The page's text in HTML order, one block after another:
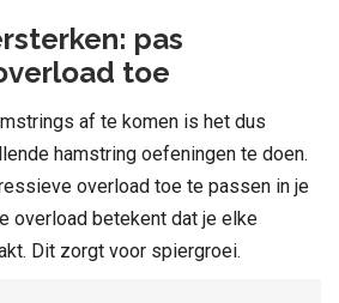
pas
toe
af te komen is het dus
hamstring oefeningen te doen.
overload toe te passen in je
overload betekent dat je elke
Dit zorgt voor spiergroei.